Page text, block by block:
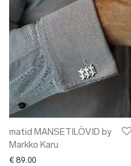
matid MANSETILÕVID by
Markko Karu
€ 89.00